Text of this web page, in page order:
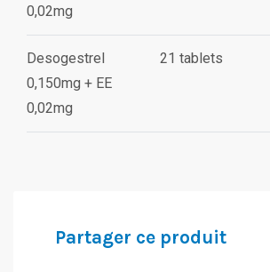
0,02mg
Desogestrel
0,150mg + EE
0,02mg
21 tablets
Partager ce produit